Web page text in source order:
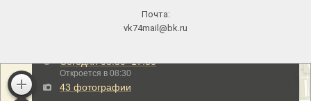
Почта:
vk74mail@bk.ru